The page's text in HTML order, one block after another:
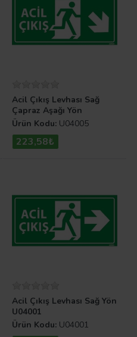
Acil Çıkış Levhası Sağ
Çapraz Aşağı Yön
Ürün Kodu: U04005
223,58₺
Acil Çıkış Levhası Sağ Yön
U04001
Ürün Kodu: U04001